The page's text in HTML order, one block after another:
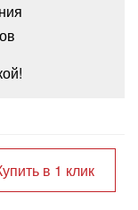
в 1 клик